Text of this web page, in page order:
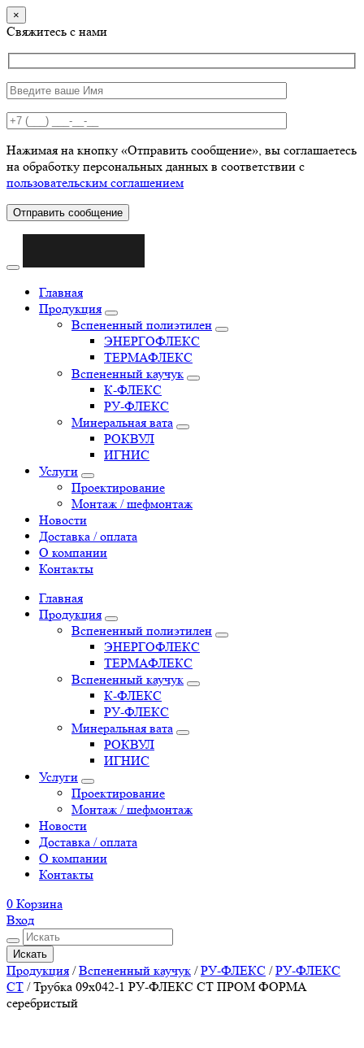
×
Свяжитесь с нами
Нажимая на кнопку «Отправить сообщение», вы соглашаетесь
на обработку персональных данных в соответствии с
пользовательским соглашением
Отправить сообщение
Главная
Продукция
Вспененный полиэтилен
ЭНЕРГОФЛЕКС
ТЕРМАФЛЕКС
Вспененный каучук
К-ФЛЕКС
РУ-ФЛЕКС
Минеральная вата
РОКВУЛ
ИГНИС
Услуги
Проектирование
Монтаж / шефмонтаж
Новости
Доставка / оплата
О компании
Контакты
Главная
Продукция
Вспененный полиэтилен
ЭНЕРГОФЛЕКС
ТЕРМАФЛЕКС
Вспененный каучук
К-ФЛЕКС
РУ-ФЛЕКС
Минеральная вата
РОКВУЛ
ИГНИС
Услуги
Проектирование
Монтаж / шефмонтаж
Новости
Доставка / оплата
О компании
Контакты
0 Корзина
Вход
Искать
Продукция /Вспененный каучук /РУ-ФЛЕКС /РУ-ФЛЕКС
СТ /Трубка 09х042-1 РУ-ФЛЕКС СТ ПРОМ ФОРМА
серебристый